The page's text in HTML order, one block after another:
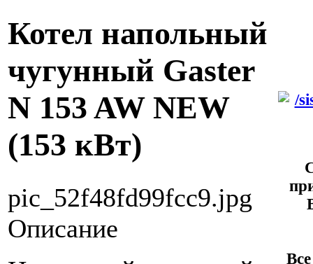
Котел напольный
чугунный Gaster
N 153 AW NEW
(153 кВт)
pic_52f48fd99fcc9.jpg
Описание